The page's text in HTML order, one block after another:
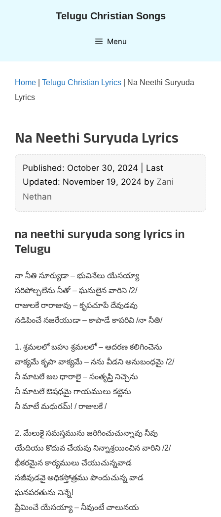
Telugu Christian Songs
Menu
Home Telugu Christian Lyrics
Na Neethi Suryuda
Lyrics
Na Neethi Suryuda Lyrics
Published: October 30, 2024
Last
Updated: November 19, 2024 by Zani
Nethan
na neethi suryuda song lyrics in
Telugu
నా నీతి సూర్యుడా – భువినేలు యేసయ్యా
సరిపోల్చలేను నీతో – ఘనులైన వారిని /2/
రాజులకే రారాజువు – కృపచూపే దేవుడవు
నడిపించే నజరేయుడా – కాపాడే కాపరివి /నా నీతి/
1. శ్రమలలో బహు శ్రమలలో – ఆదరణ కలిగించెను
వాక్యమే కృపా వాక్యమే – నను వీడని అనుబంధమై /2/
నీ మాటలే జల ధారాలై – సంతృప్తి నిచ్చెను
నీ మాటలే ఔషధమై గాయములు కట్టెను
నీ మాటే మధురమ్! / రాజులకే /
2. మేలుకై సమస్తమును జరిగించుచున్నావు నీవు
యేదియు కొదువ చేయవు నిన్నాశ్రయించిన వారిని /2/
భీకరమైన కార్యములు చేయుచున్నవాడ
సజీవుడవై అధికస్తోత్రము పొందుచున్న వాడ
ఘనపరతును నిన్నే!
ప్రేమించే యేసయ్యా – నీవుంటే చాలునయ